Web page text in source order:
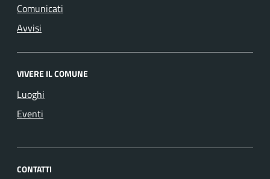
Comunicati
Avvisi
VIVERE IL COMUNE
Luoghi
Eventi
CONTATTI